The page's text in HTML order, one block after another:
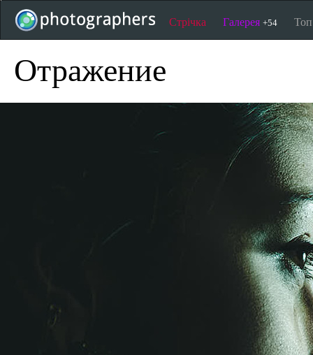
Стрічка Галерея +54
Отражение